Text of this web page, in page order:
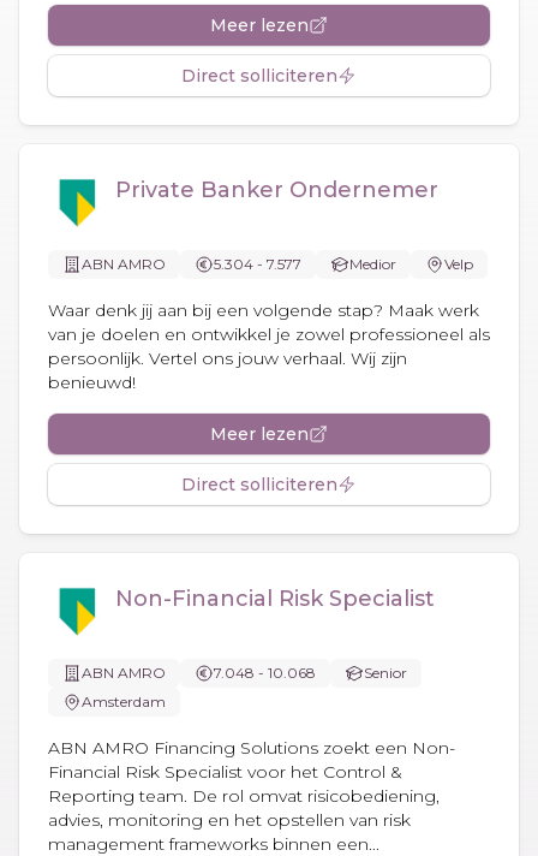
Meer lezen
Direct solliciteren
Private Banker Ondernemer
ABN AMRO 5.304 - 7.577 Medior Velp
Waar denk jij aan bij een volgende stap? Maak werk
van je doelen en ontwikkel je zowel professioneel als
persoonlijk. Vertel ons jouw verhaal. Wij zijn
benieuwd!
Meer lezen
Direct solliciteren
Non-Financial Risk Specialist
ABN AMRO 7.048 - 10.068
Senior
Amsterdam
ABN AMRO Financing Solutions zoekt een Non-
Financial Risk Specialist voor het Control &
Reporting team. De rol omvat risicobediening,
advies, monitoring en het opstellen van risk
management frameworks binnen een...